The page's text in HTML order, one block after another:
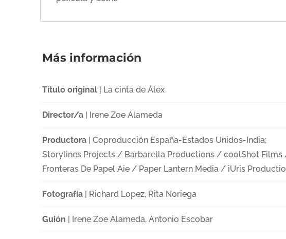
Más información
Título original| La cinta de Álex
Director/a| Irene Zoe Alameda
Productora| Coproducción España-Estados Unidos-India;
Storylines Projects / Barbarella Productions / coolShot
Fronteras De Papel Aie / Paper Lantern Media / iUris
Fotografía| Richard Lopez, Rita Noriega
Guión | Irene Zoe Alameda, Antonio Escobar